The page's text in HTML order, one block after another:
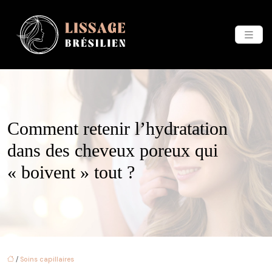
Comment retenir l’hydratation
dans des cheveux poreux qui
« boivent » tout ?
/ Soins capillaires